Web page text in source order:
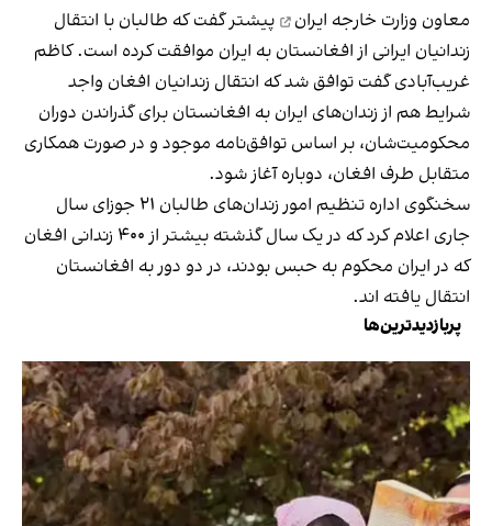
معاون وزارت خارجه ایران
پیشتر گفت که طالبان با انتقال
زندانیان ایرانی از افغانستان به ایران موافقت کرده‌ است. کاظم
غریب‌آبادی گفت توافق شد که انتقال زندانیان افغان واجد
شرایط هم از زندان‌های ایران به افغانستان برای گذراندن دوران
محکومیت‌شان، بر اساس توافق‌نامه موجود و در صورت همکاری
متقابل طرف افغان، دوباره آغاز شود.
سخنگوی اداره تنظیم امور زندان‌های طالبان ۲۱ جوزای سال
جاری اعلام کرد که در یک سال گذشته بیشتر از ۴۰۰ زندانی افغان
که در ایران محکوم به حبس بودند، در دو دور به افغانستان
انتقال یافته‌ اند.
پربازدیدترین‌ها